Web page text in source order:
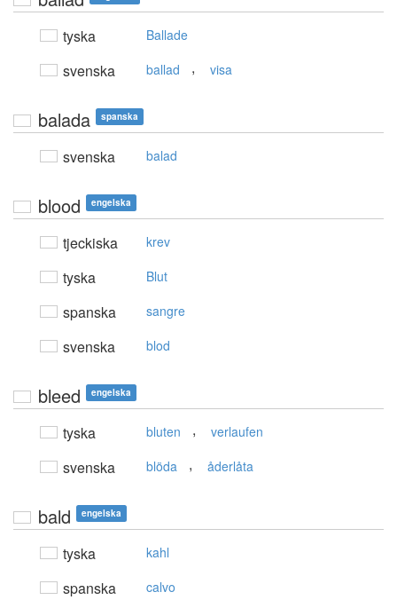
tyska Ballade
svenska ballad , visa
balada spanska
svenska balad
blood engelska
tjeckiska krev
tyska Blut
spanska sangre
svenska blod
bleed engelska
tyska bluten , verlaufen
svenska blöda , åderlåta
bald engelska
tyska kahl
spanska calvo